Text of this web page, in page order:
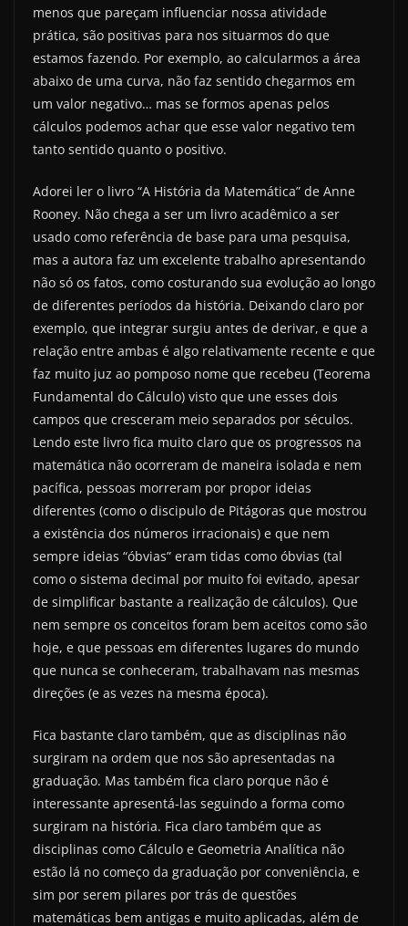
menos que pareçam influenciar nossa atividade
prática, são positivas para nos situarmos do que
estamos fazendo. Por exemplo, ao calcularmos a área
abaixo de uma curva, não faz sentido chegarmos em
um valor negativo… mas se formos apenas pelos
cálculos podemos achar que esse valor negativo tem
tanto sentido quanto o positivo.
Adorei ler o livro “A História da Matemática” de Anne
Rooney. Não chega a ser um livro acadêmico a ser
usado como referência de base para uma pesquisa,
mas a autora faz um excelente trabalho apresentando
não só os fatos, como costurando sua evolução ao longo
de diferentes períodos da história. Deixando claro por
exemplo, que integrar surgiu antes de derivar, e que a
relação entre ambas é algo relativamente recente e que
faz muito juz ao pomposo nome que recebeu (Teorema
Fundamental do Cálculo) visto que une esses dois
campos que cresceram meio separados por séculos.
Lendo este livro fica muito claro que os progressos na
matemática não ocorreram de maneira isolada e nem
pacífica, pessoas morreram por propor ideias
diferentes (como o discipulo de Pitágoras que mostrou
a existência dos números irracionais) e que nem
sempre ideias “óbvias” eram tidas como óbvias (tal
como o sistema decimal por muito foi evitado, apesar
de simplificar bastante a realização de cálculos). Que
nem sempre os conceitos foram bem aceitos como são
hoje, e que pessoas em diferentes lugares do mundo
que nunca se conheceram, trabalhavam nas mesmas
direções (e as vezes na mesma época).
Fica bastante claro também, que as disciplinas não
surgiram na ordem que nos são apresentadas na
graduação. Mas também fica claro porque não é
interessante apresentá-las seguindo a forma como
surgiram na história. Fica claro também que as
disciplinas como Cálculo e Geometria Analítica não
estão lá no começo da graduação por conveniência, e
sim por serem pilares por trás de questões
matemáticas bem antigas e muito aplicadas, além de